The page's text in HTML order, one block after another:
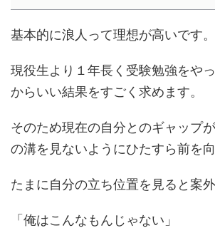
基本的に浪人って理想が高いです。
現役生より１年長く受験勉強をや
からいい結果をすごく求めます。
そのため現在の自分とのギャップ
の溝を見ないようにひたすら前を向
たまに自分の立ち位置を見ると案外
「俺はこんなもんじゃない」